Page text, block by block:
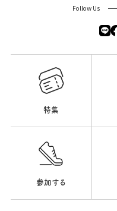
Follow Us
特集
参加する